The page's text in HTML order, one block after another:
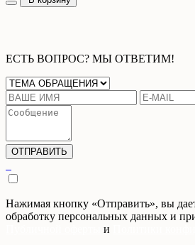
ЕСТЬ ВОПРОС? МЫ ОТВЕТИМ!
Нажимая кнопку «Отправить», вы
обработку персональных данных и
и